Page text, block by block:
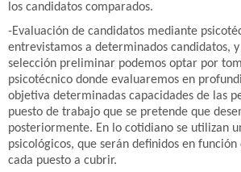
los candidatos comparados.
-Evaluación de candidatos mediante
entrevistamos a determinados candidatos,
selección preliminar podemos optar por
psicotécnico donde evaluaremos en
objetiva determinadas capacidades de las
puesto de trabajo que se pretende que
posteriormente. En lo cotidiano se utilizan
psicológicos, que serán definidos en
cada puesto a cubrir.